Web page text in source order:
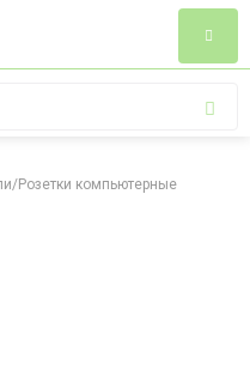
/Розетки компьютерные